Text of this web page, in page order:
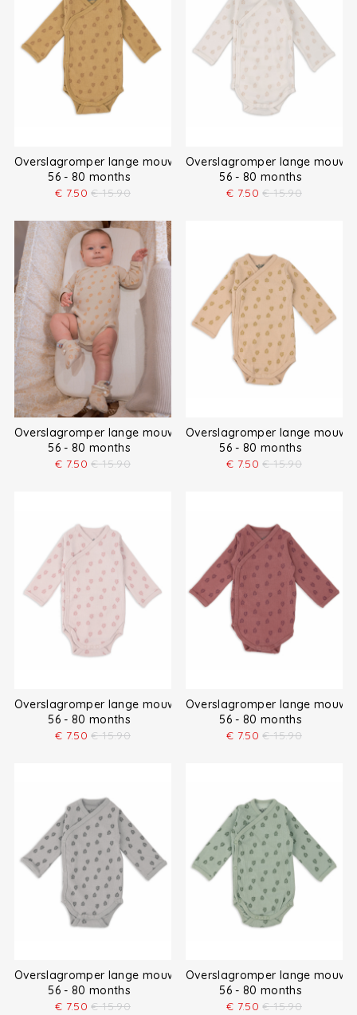
Overslagromper lange mouw
56 - 80 months
€ 7.50 € 15.90
Overslagromper lange mouw
56 - 80 months
€ 7.50 € 15.90
Overslagromper lange mouw
56 - 80 months
€ 7.50 € 15.90
Overslagromper lange mouw
56 - 80 months
€ 7.50 € 15.90
Overslagromper lange mouw
56 - 80 months
€ 7.50 € 15.90
Overslagromper lange mouw
56 - 80 months
€ 7.50 € 15.90
Overslagromper lange mouw
56 - 80 months
€ 7.50 € 15.90
Overslagromper lange mouw
56 - 80 months
€ 7.50 € 15.90